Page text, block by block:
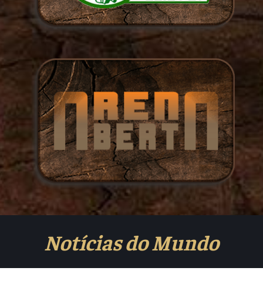
Notícias do Mundo